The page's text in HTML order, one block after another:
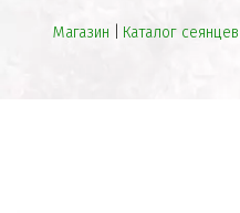
Магазин Каталог